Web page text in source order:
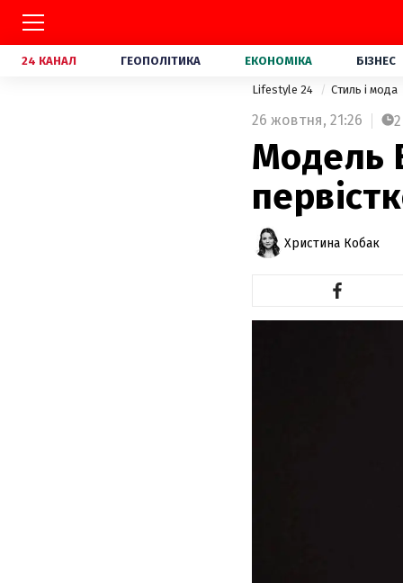
24 КАНАЛ ГЕОПОЛІТИКА ЕКОНОМІКА БІЗНЕС
Lifestyle 24 Стиль і мода
26 жовтня, 21:26 2
Модель
Христина Кобак